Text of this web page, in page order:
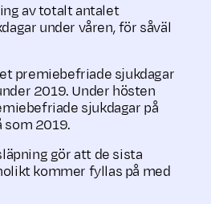
av totalt antalet
under våren, för såväl
premiebefriade sjukdagar
2019. Under hösten
sjukdagar på
som 2019.
gör att de sista
kommer fyllas på med